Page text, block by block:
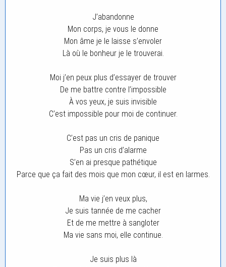
J’abandonne
Mon corps, je vous le donne
Mon âme je le laisse s’envoler
Là où le bonheur je le trouverai.
Moi j’en peux plus d’essayer de trouver
De me battre contre l’impossible
À vos yeux, je suis invisible
C’est impossible pour moi de continuer.
C’est pas un cris de panique
Pas un cris d’alarme
S’en ai presque pathétique
Parce que ça fait des mois que mon cœur, il est en larmes.
Ma vie j’en veux plus,
Je suis tannée de me cacher
Et de me mettre à sangloter
Ma vie sans moi, elle continue.
Je suis plus là